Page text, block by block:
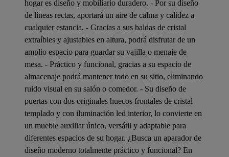
hogar es diseño y mobiliario duradero. - Por su diseño
de líneas rectas, aportará un aire de calma y calidez a
cualquier estancia. - Gracias a sus baldas de cristal
extraíbles y ajustables en altura, podrá disfrutar de un
amplio espacio para guardar su vajilla o menaje de
mesa. - Práctico y funcional, gracias a su espacio de
almacenaje podrá mantener todo en su sitio, eliminando
ruido visual en su salón o comedor. - Su diseño de
puertas con dos originales huecos frontales de cristal
templado y con iluminación led interior, lo convierte en
un mueble auxiliar único, versátil y adaptable para
diferentes espacios de su hogar. ¿Busca un aparador de
diseño moderno totalmente práctico y funcional? En